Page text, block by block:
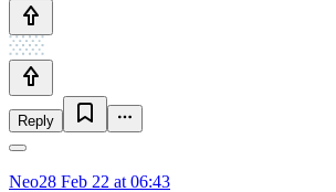
Reply
Neo28 Feb 22 at 06:43